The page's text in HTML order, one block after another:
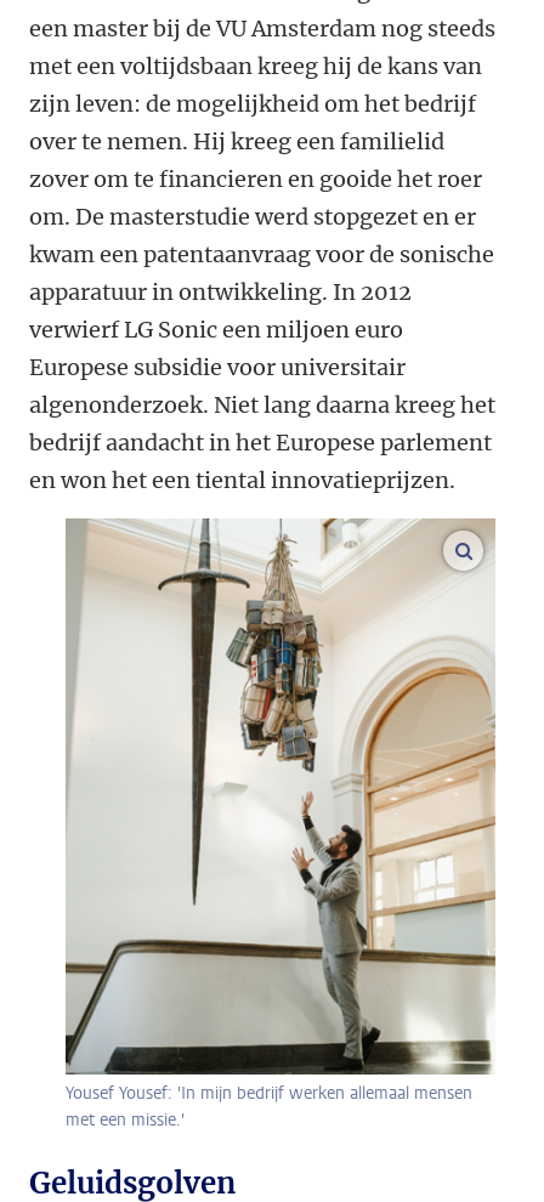
een master bij de VU Amsterdam nog steeds
met een voltijdsbaan kreeg hij de kans van
zijn leven: de mogelijkheid om het bedrijf
over te nemen. Hij kreeg een familielid
zover om te financieren en gooide het roer
om. De masterstudie werd stopgezet en er
kwam een patentaanvraag voor de sonische
apparatuur in ontwikkeling. In 2012
verwierf LG Sonic een miljoen euro
Europese subsidie voor universitair
algenonderzoek. Niet lang daarna kreeg het
bedrijf aandacht in het Europese parlement
en won het een tiental innovatieprijzen.
Yousef Yousef: 'In mijn bedrijf werken allemaal mensen
met een missie.'
Geluidsgolven